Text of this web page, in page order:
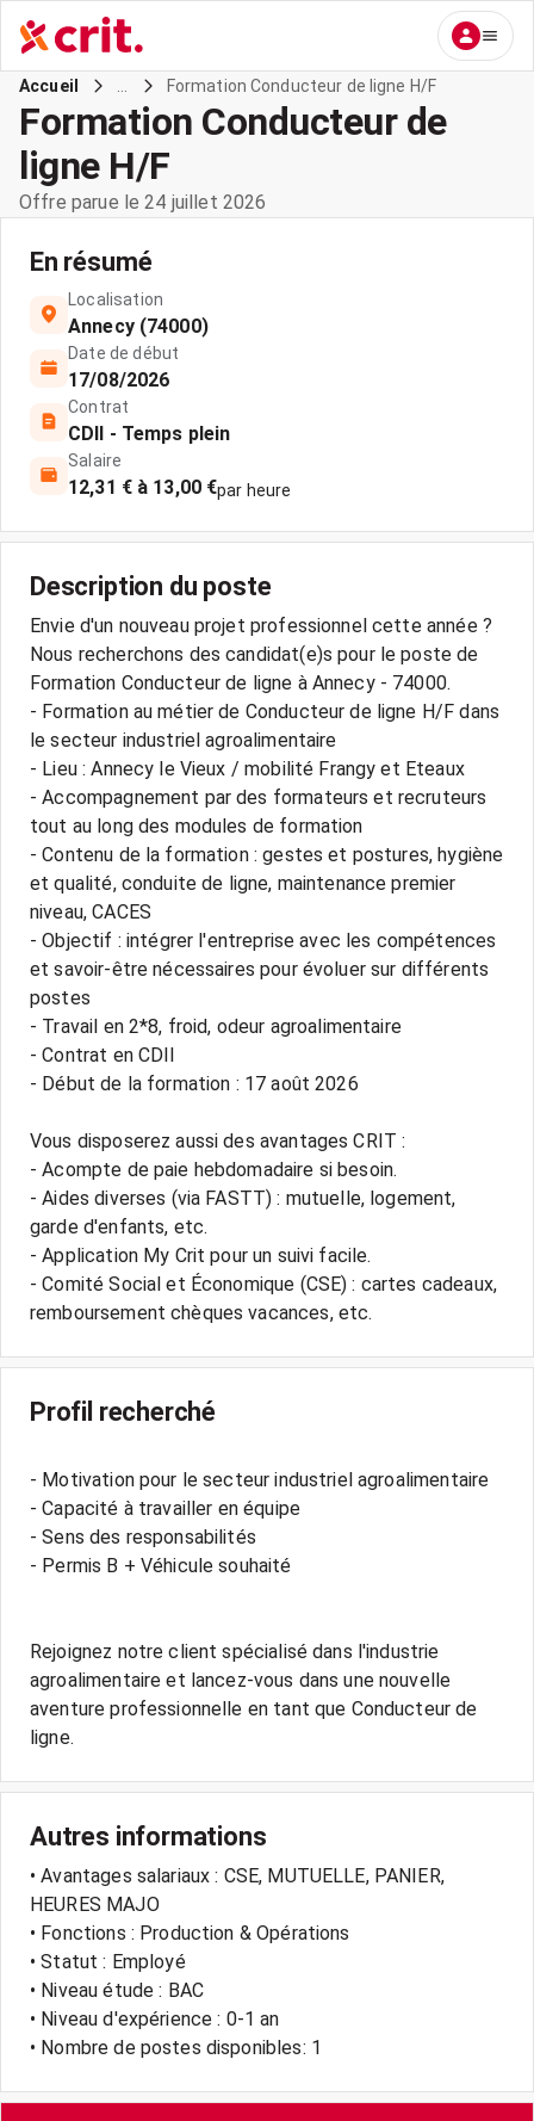
Accueil Formation Conducteur de ligne H/F
Formation Conducteur de
ligne H/F
Offre parue le 24 juillet 2026
En résumé
Localisation
Annecy (74000)
Date de début
17/08/2026
Contrat
CDII - Temps plein
Salaire
12,31 € à 13,00 €par heure
Description du poste
Envie d'un nouveau projet professionnel cette année ?
Nous recherchons des candidat(e)s pour le poste de
Formation Conducteur de ligne à Annecy - 74000.
- Formation au métier de Conducteur de ligne H/F dans
le secteur industriel agroalimentaire
- Lieu : Annecy le Vieux / mobilité Frangy et Eteaux
- Accompagnement par des formateurs et recruteurs
tout au long des modules de formation
- Contenu de la formation : gestes et postures, hygiène
et qualité, conduite de ligne, maintenance premier
niveau, CACES
- Objectif : intégrer l'entreprise avec les compétences
et savoir-être nécessaires pour évoluer sur différents
postes
- Travail en 2*8, froid, odeur agroalimentaire
- Contrat en CDII
- Début de la formation : 17 août 2026
Vous disposerez aussi des avantages CRIT :
- Acompte de paie hebdomadaire si besoin.
- Aides diverses (via FASTT) : mutuelle, logement,
garde d'enfants, etc.
- Application My Crit pour un suivi facile.
- Comité Social et Économique (CSE) : cartes cadeaux,
Profil recherché
- Motivation pour le secteur industriel agroalimentaire
- Capacité à travailler en équipe
- Sens des responsabilités
- Permis B + Véhicule souhaité
Rejoignez notre client spécialisé dans l'industrie
agroalimentaire et lancez-vous dans une nouvelle
aventure professionnelle en tant que Conducteur de
Autres informations
• Avantages salariaux : CSE, MUTUELLE, PANIER,
HEURES MAJO
• Fonctions : Production & Opérations
• Statut : Employé
• Niveau étude : BAC
• Niveau d'expérience : 0-1 an
• Nombre de postes disponibles: 1